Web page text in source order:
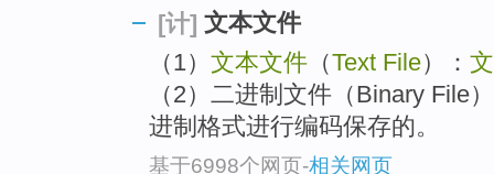
[计] 文本文件
（1） 文本文件 （Text File）：
（2）二进制文件（Binary File
进制格式进行编码保存的。
基于6998个网页-相关网页